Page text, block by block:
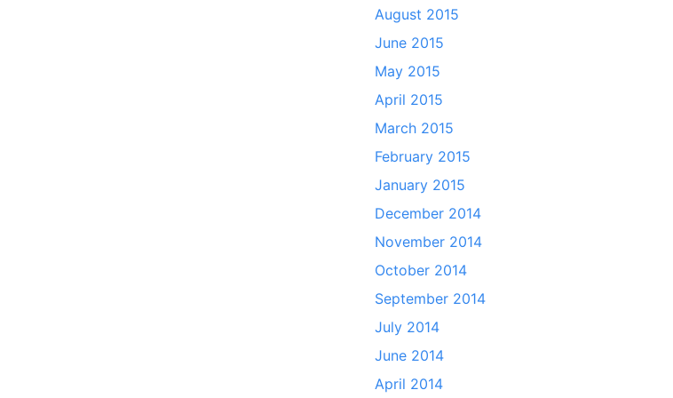
August 2015
June 2015
May 2015
April 2015
March 2015
February 2015
January 2015
December 2014
November 2014
October 2014
September 2014
July 2014
June 2014
April 2014